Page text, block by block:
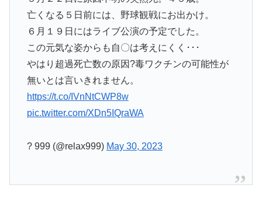
亡くなる５日前には、野球観戦にお出かけ。
６月１９日にはライブ公演の予定でした。
この元気な姿からも自〇は考えにくく･･･
やはり超過死亡数の原因?毒ワクチンの可能性が
無いとは言いきれません。
https://t.co/IVnNtCWP8w
pic.twitter.com/XDn5IQraWA
? 999 (@relax999) May 30, 2023